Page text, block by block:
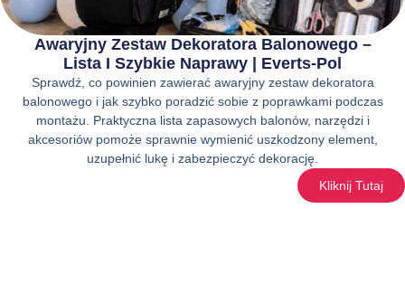
Awaryjny Zestaw Dekoratora Balonowego –
Lista I Szybkie Naprawy | Everts-Pol
Sprawdź, co powinien zawierać awaryjny zestaw dekoratora
balonowego i jak szybko poradzić sobie z poprawkami podczas
montażu. Praktyczna lista zapasowych balonów, narzędzi i
akcesoriów pomoże sprawnie wymienić uszkodzony element,
uzupełnić lukę i zabezpieczyć dekorację.
Kliknij Tutaj